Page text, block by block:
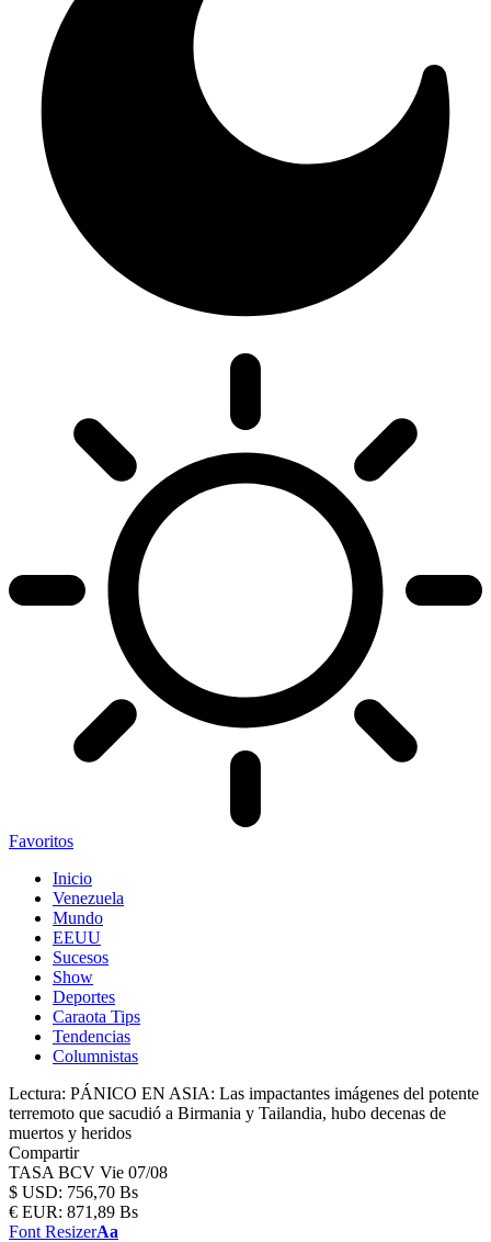
Favoritos
Inicio
Venezuela
Mundo
EEUU
Sucesos
Show
Deportes
Caraota Tips
Tendencias
Columnistas
Lectura: PÁNICO EN ASIA: Las impactantes imágenes del potente
terremoto que sacudió a Birmania y Tailandia, hubo decenas de
muertos y heridos
Compartir
TASA BCV Vie 07/08
$ USD: 756,70 Bs
€ EUR: 871,89 Bs
Font ResizerAa